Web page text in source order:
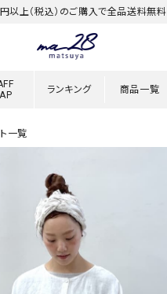
以上（税込）のご購入で全品送料無料
ランキング 商品一覧
一覧